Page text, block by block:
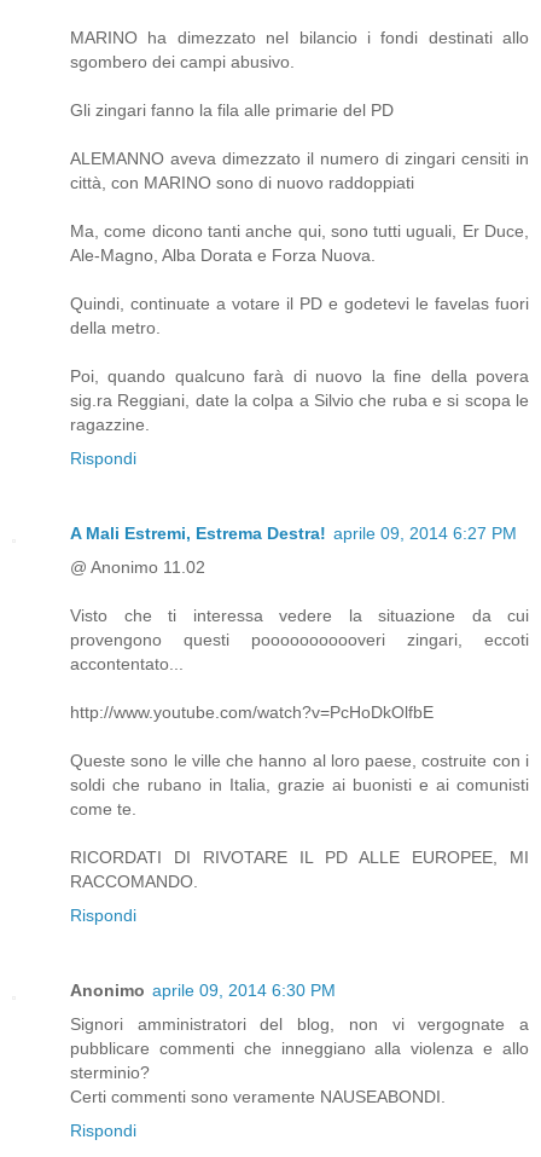
MARINO ha dimezzato nel bilancio i fondi destinati allo
sgombero dei campi abusivo.
Gli zingari fanno la fila alle primarie del PD
ALEMANNO aveva dimezzato il numero di zingari censiti in
città, con MARINO sono di nuovo raddoppiati
Ma, come dicono tanti anche qui, sono tutti uguali, Er Duce,
Ale-Magno, Alba Dorata e Forza Nuova.
Quindi, continuate a votare il PD e godetevi le favelas fuori
della metro.
Poi, quando qualcuno farà di nuovo la fine della povera
sig.ra Reggiani, date la colpa a Silvio che ruba e si scopa le
ragazzine.
Rispondi
A Mali Estremi, Estrema Destra! aprile 09, 2014 6:27 PM
@ Anonimo 11.02
Visto che ti interessa vedere la situazione da cui
provengono questi pooooooooooveri zingari, eccoti
accontentato...
http://www.youtube.com/watch?v=PcHoDkOlfbE
Queste sono le ville che hanno al loro paese, costruite con i
soldi che rubano in Italia, grazie ai buonisti e ai comunisti
come te.
RICORDATI DI RIVOTARE IL PD ALLE EUROPEE, MI
RACCOMANDO.
Rispondi
Anonimo aprile 09, 2014 6:30 PM
Signori amministratori del blog, non vi vergognate a
pubblicare commenti che inneggiano alla violenza e allo
sterminio?
Certi commenti sono veramente NAUSEABONDI.
Rispondi